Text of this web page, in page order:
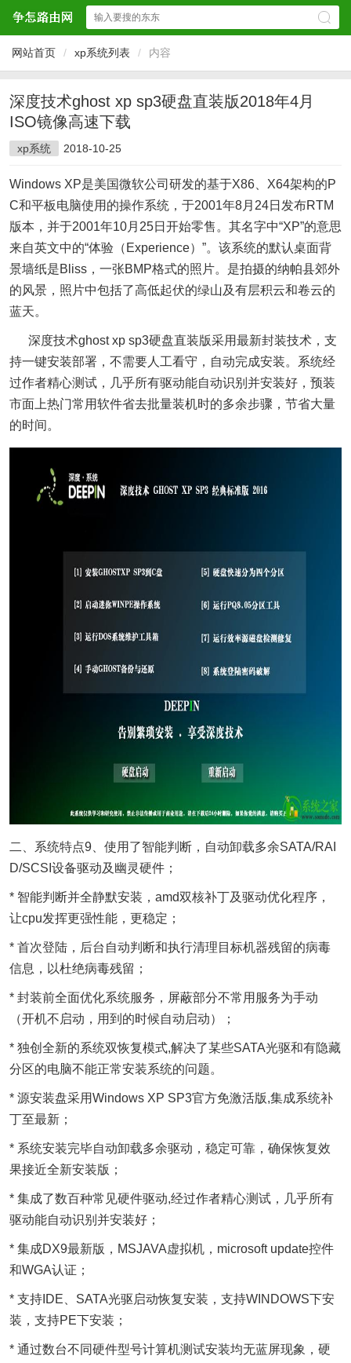
网站首页 / xp系统列表 / 内容
深度技术ghost xp sp3硬盘直装版2018年4月
ISO镜像高速下载
xp系统 2018-10-25
Windows XP是美国微软公司研发的基于X86、X64架构的P
C和平板电脑使用的操作系统，于2001年8月24日发布RTM
版本，并于2001年10月25日开始零售。其名字中“XP”的意思
来自英文中的“体验（Experience）”。该系统的默认桌面背
景墙纸是Bliss，一张BMP格式的照片。是拍摄的纳帕县郊外
的风景，照片中包括了高低起伏的绿山及有层积云和卷云的
蓝天。
深度技术ghost xp sp3硬盘直装版采用最新封装技术，支
持一键安装部署，不需要人工看守，自动完成安装。系统经
过作者精心测试，几乎所有驱动能自动识别并安装好，预装
市面上热门常用软件省去批量装机时的多余步骤，节省大量
的时间。
二、系统特点9、使用了智能判断，自动卸载多余SATA/RAI
D/SCSI设备驱动及幽灵硬件；
* 智能判断并全静默安装，amd双核补丁及驱动优化程序，
让cpu发挥更强性能，更稳定；
* 首次登陆，后台自动判断和执行清理目标机器残留的病毒
信息，以杜绝病毒残留；
* 封装前全面优化系统服务，屏蔽部分不常用服务为手动
（开机不启动，用到的时候自动启动）；
* 独创全新的系统双恢复模式,解决了某些SATA光驱和有隐藏
分区的电脑不能正常安装系统的问题。
* 源安装盘采用Windows XP SP3官方免激活版,集成系统补
丁至最新；
* 系统安装完毕自动卸载多余驱动，稳定可靠，确保恢复效
果接近全新安装版；
* 集成了数百种常见硬件驱动,经过作者精心测试，几乎所有
驱动能自动识别并安装好；
* 集成DX9最新版，MSJAVA虚拟机，microsoft update控件
和WGA认证；
* 支持IDE、SATA光驱启动恢复安装，支持WINDOWS下安
装，支持PE下安装；
* 通过数台不同硬件型号计算机测试安装均无蓝屏现象，硬